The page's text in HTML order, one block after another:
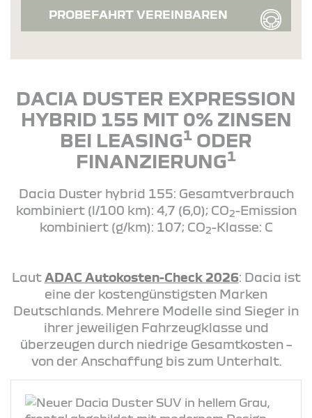
PROBEFAHRT VEREINBAREN
DACIA DUSTER EXPRESSION
HYBRID 155 MIT 0% ZINSEN
BEI LEASING1 ODER
FINANZIERUNG1
Dacia Duster hybrid 155: Gesamtverbrauch
kombiniert (l/100 km): 4,7 (6,0); CO2-Emission
kombiniert (g/km): 107; CO2-Klasse: C
Laut ADAC Autokosten-Check 2026: Dacia ist
eine der kostengünstigsten Marken
Deutschlands. Mehrere Modelle sind Sieger in
ihrer jeweiligen Fahrzeugklasse und
überzeugen durch niedrige Gesamtkosten –
von der Anschaffung bis zum Unterhalt.